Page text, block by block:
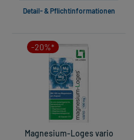
Detail- & Pflichtinformationen
-20%*
Magnesium-Loges vario